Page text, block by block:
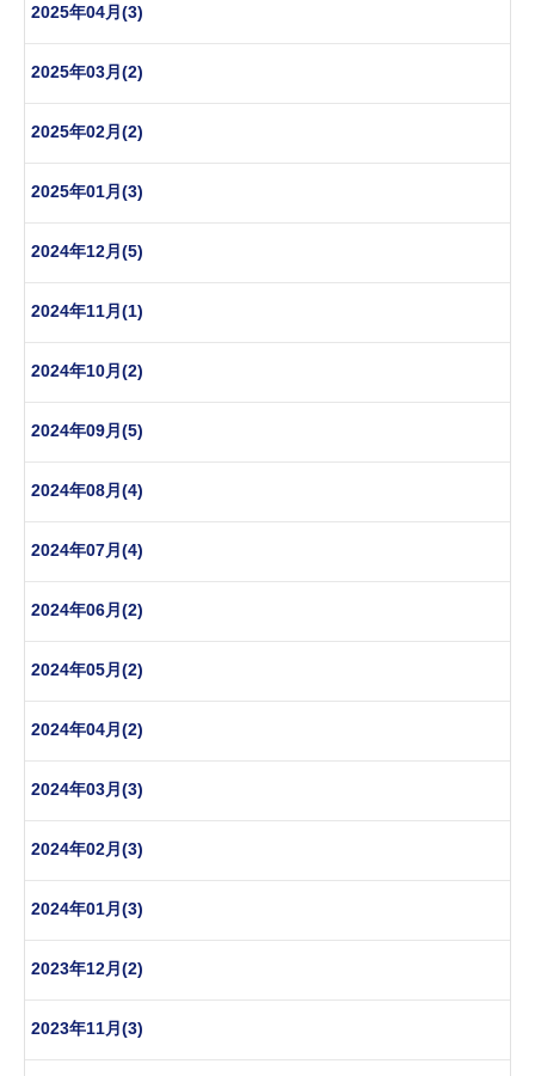
2025年04月(3)
2025年03月(2)
2025年02月(2)
2025年01月(3)
2024年12月(5)
2024年11月(1)
2024年10月(2)
2024年09月(5)
2024年08月(4)
2024年07月(4)
2024年06月(2)
2024年05月(2)
2024年04月(2)
2024年03月(3)
2024年02月(3)
2024年01月(3)
2023年12月(2)
2023年11月(3)